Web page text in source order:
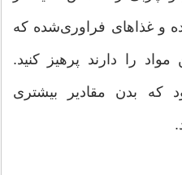
و غذاهای فراوری‌شده که
مواد را دارند پرهیز کنید.
بدن مقادیر بیشتری